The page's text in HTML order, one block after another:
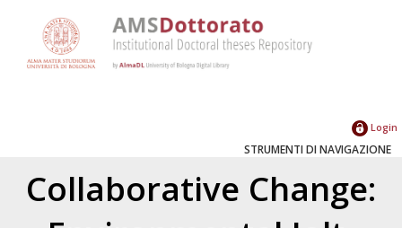
Login
STRUMENTI DI NAVIGAZIONE
Collaborative Change: